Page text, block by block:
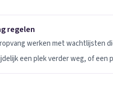
afvinken
regelen
werken met wachtlijsten
een plek verder weg, of een